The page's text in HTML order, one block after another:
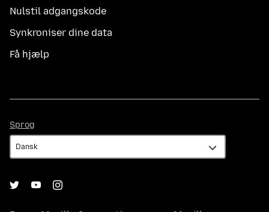
Nulstil adgangskode
Synkroniser dine data
Få hjælp
Sprog